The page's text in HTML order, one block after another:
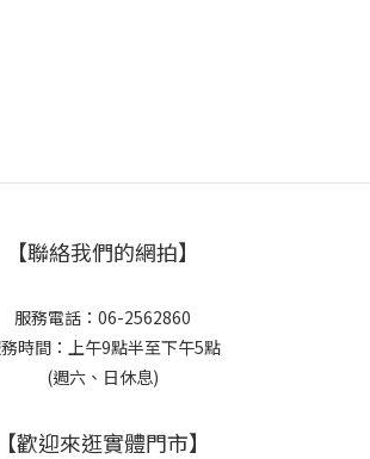
【聯絡我們的網拍】
服務電話：06-2562860
時間：上午9點半至下午5點
(週六、日休息)
【歡迎來逛實體門市】